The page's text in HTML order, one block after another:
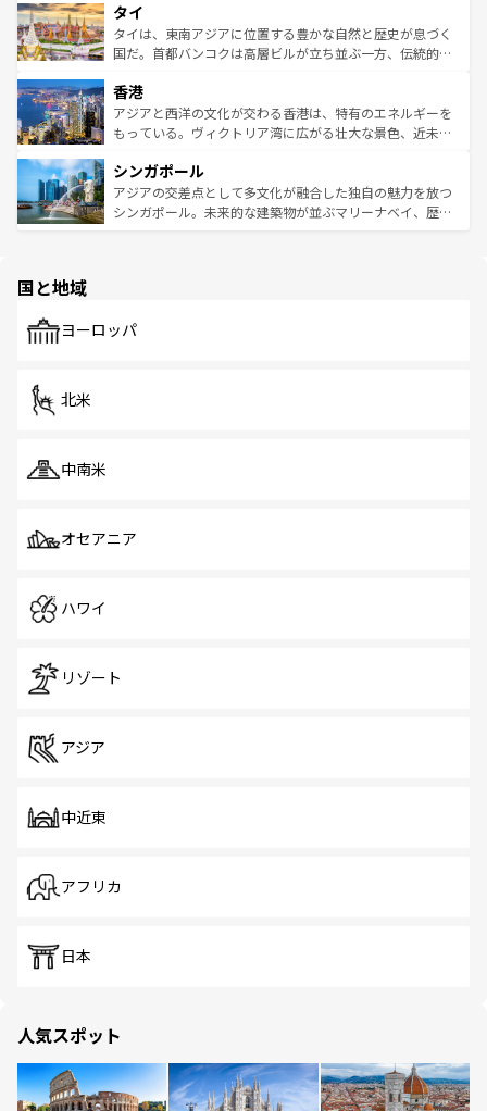
リティに包まれながら、韓国の多彩な魅力を心ゆくまで味
わってみてほしい。 なお、新着の韓国情報はコンテンツ一
覧を参照してほしい。
急速な発展と共に伝統が息づく。ハノイの古い町並みやホ
ーチミン市のフランス統治時代の建物も、独特の雰囲気を
醸し出している。また、バラエティの豊かさとおいしさで
とつ。フォーやバインミー、ベトナムコーヒーなどは、ぜ
ひ現地で味わいたい。どの地域を訪れてもあたたかい人々
が旅行者を迎えてくれるので、きっと忘れられない旅にな
参照してほしい。
タイ
タイは、東南アジアに位置する豊かな自然と歴史が息づく
国だ。首都バンコクは高層ビルが立ち並ぶ一方、伝統的な
の活気が交差している。北部ではチェンマイなどの山岳地
帯で自然と触れ合い、南部ではプーケットやクラビの美し
いビーチでリゾート気分を楽しむことができる。タイ料理
激する。気候は一年中温暖で、どの季節にも異なる楽しみ
が待っている。親しみやすいタイの人々、仏教を中心とし
た文化、そして多様な観光資源が、訪れる旅人を魅了し続
香港
アジアと西洋の文化が交わる香港は、特有のエネルギーを
もっている。ヴィクトリア湾に広がる壮大な景色、近未来
み、どこを訪れても感動するはず。観光スポットが密集し
ており、効率よく見どころを回れるのも魅力。息をのむよ
うな絶景から文化的な体験まで、香港を存分に楽しみ尽く
シンガポール
アジアの交差点として多文化が融合した独自の魅力を放つ
シンガポール。未来的な建築物が並ぶマリーナベイ、歴史
で、ホーカーズは地元の風情を楽しめる外せないスポット
国と地域
ヨーロッパ
北米
中南米
オセアニア
ハワイ
リゾート
アジア
中近東
アフリカ
日本
人気スポット